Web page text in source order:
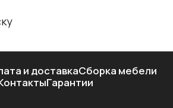
и доставкаСборка мебели
Гарантии